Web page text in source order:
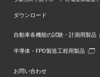
ダウンロード
自動車各機能の試験・計測用製品
半導体・FPD製造工程用製品
お問い合わせ